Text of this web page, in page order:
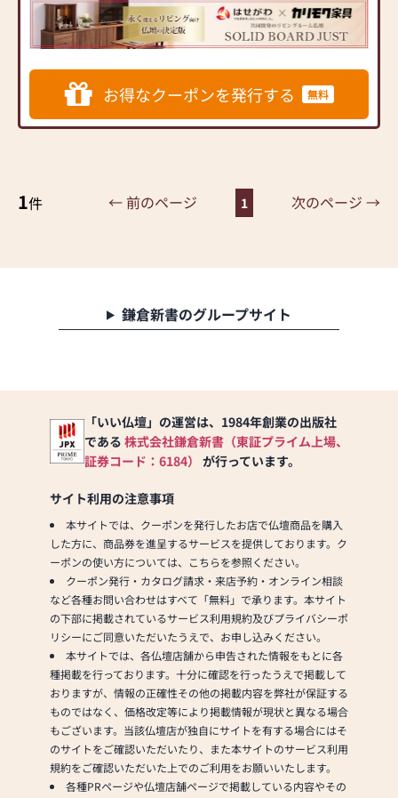
内家具専門メーカーと、モ
ダンなインテリアにマッチ
するお仏壇を展開
◆◆ お陰様で創業94年 ◆◆
国内130店舗以上のスケール
メリットと東証上場の信
3,000基のお墓を納めていま
す。「お仏壇のはせがわ」
案しております。ご自身、
ついて、迷うことや、お困
りのことなどございました
意しております。1,000種類
以上の組み合わせの中から
お客様に合ったお仏壇・お
同開発≫
お仏壇のはせがわは、日本
を代表する家具メーカー
「カリモク家具」との協同
開発で、現代の住宅にあっ
たモダンなお仏壇を作って
います。他にも国内の家具
専門メーカーと作り上げた
お仏壇コレクションがあ
り、祈る人と偲ぶ人をつな
ぐ新しいカタチを提案しま
す。
≪はせがわ店舗サービスの
ご案内≫
お得なクーポンを発行する 無料
1件 ← 前のページ 1 次のページ →
鎌倉新書のグループサイト
「いい仏壇」の運営は、1984年創業の出版社
である 株式会社鎌倉新書（東証プライム上場、
証券コード：6184） が行っています。
サイト利用の注意事項
本サイトでは、クーポンを発行したお店で仏壇商品を購入
した方に、商品券を進呈するサービスを提供しております。ク
ーポンの使い方については、こちらを参照ください。
クーポン発行・カタログ請求・来店予約・オンライン相談
など各種お問い合わせはすべて「無料」で承ります。本サイト
の下部に掲載されているサービス利用規約及びプライバシーポ
リシーにご同意いただいたうえで、お申し込みください。
本サイトでは、各仏壇店舗から申告された情報をもとに各
種掲載を行っております。十分に確認を行ったうえで掲載して
おりますが、情報の正確性その他の掲載内容を弊社が保証する
ものではなく、価格改定等により掲載情報が現状と異なる場合
もございます。当該仏壇店が独自にサイトを有する場合にはそ
のサイトをご確認いただいたり、また本サイトのサービス利用
規約をご確認いただいた上でのご利用をお願いいたします。
各種PRページや仏壇店舗ページで掲載している内容やその